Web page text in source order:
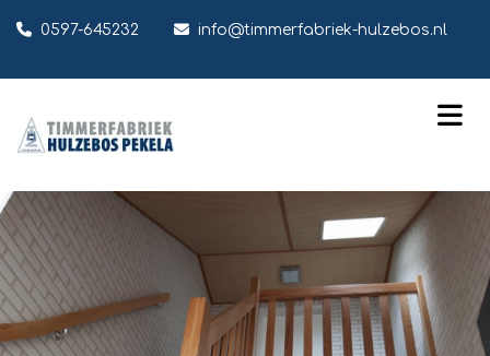
 0597-645232  info@timmerfabriek-hulzebos.nl